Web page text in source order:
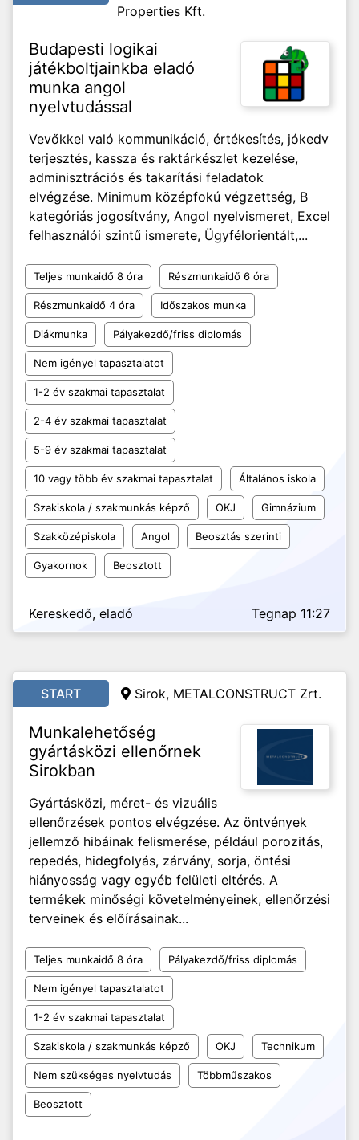
Properties Kft.
Budapesti logikai
játékboltjainkba eladó
munka angol
nyelvtudással
Vevőkkel való kommunikáció, értékesítés, jókedv
terjesztés, kassza és raktárkészlet kezelése,
adminisztrációs és takarítási feladatok
elvégzése. Minimum középfokú végzettség, B
kategóriás jogosítvány, Angol nyelvismeret, Excel
felhasználói szintű ismerete, Ügyfélorientált,...
Teljes munkaidő 8 óra Részmunkaidő 6 óra
Részmunkaidő 4 óra Időszakos munka
Diákmunka Pályakezdő/friss diplomás
Nem igényel tapasztalatot
1-2 év szakmai tapasztalat
2-4 év szakmai tapasztalat
5-9 év szakmai tapasztalat
10 vagy több év szakmai tapasztalat Általános iskola
Szakiskola / szakmunkás képző OKJ Gimnázium
Szakközépiskola Angol Beosztás szerinti
Gyakornok Beosztott
Kereskedő, eladó Tegnap 11:27
START Sirok, METALCONSTRUCT Zrt.
Munkalehetőség
gyártásközi ellenőrnek
Sirokban
Gyártásközi, méret- és vizuális
ellenőrzések pontos elvégzése. Az öntvények
jellemző hibáinak felismerése, például porozitás,
repedés, hidegfolyás, zárvány, sorja, öntési
hiányosság vagy egyéb felületi eltérés. A
termékek minőségi követelményeinek, ellenőrzési
terveinek és előírásainak...
Teljes munkaidő 8 óra Pályakezdő/friss diplomás
Nem igényel tapasztalatot
1-2 év szakmai tapasztalat
Szakiskola / szakmunkás képző OKJ Technikum
Nem szükséges nyelvtudás Többműszakos
Beosztott